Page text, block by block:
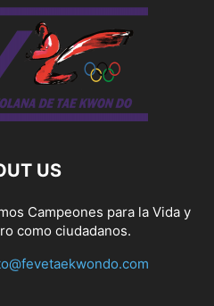
US
Campeones para la Vida y
como ciudadanos.